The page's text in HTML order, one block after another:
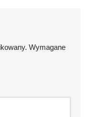
Wymagane